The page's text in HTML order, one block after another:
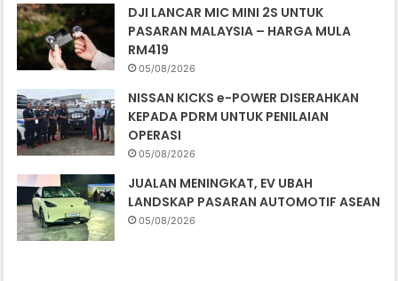
DJI LANCAR MIC MINI 2S UNTUK
PASARAN MALAYSIA – HARGA MULA
RM419
05/08/2026
NISSAN KICKS e-POWER DISERAHKAN
KEPADA PDRM UNTUK PENILAIAN
OPERASI
05/08/2026
JUALAN MENINGKAT, EV UBAH
LANDSKAP PASARAN AUTOMOTIF ASEAN
05/08/2026